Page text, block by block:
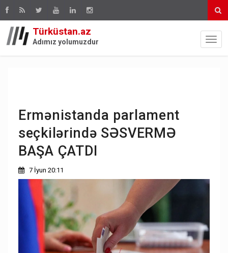
Türküstan.az
Adımız yolumuzdur
Ermənistanda parlament
seçkilərində SƏSVERMƏ
BAŞA ÇATDI
7 İyun 20:11